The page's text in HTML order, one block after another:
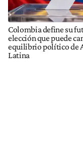
Colombia define su
elección que puede
equilibrio político de
Latina